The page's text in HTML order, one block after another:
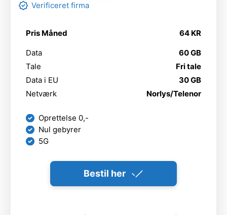
Verificeret firma
Pris Måned 64 KR
Data
60 GB
Tale
Fri tale
Data i EU
30 GB
Netværk
Norlys/Telenor
Oprettelse 0,-
Nul gebyrer
5G
Bestil her